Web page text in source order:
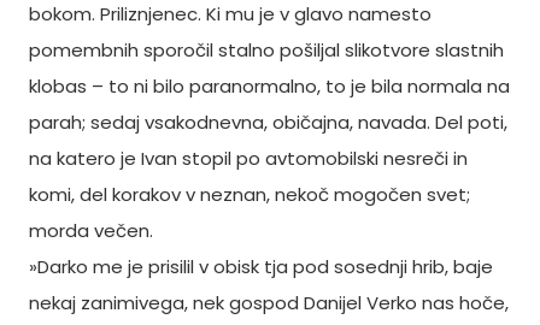
bokom. Priliznjenec. Ki mu je v glavo namesto
pomembnih sporočil stalno pošiljal slikotvore slastnih
klobas – to ni bilo paranormalno, to je bila normala na
parah; sedaj vsakodnevna, običajna, navada. Del poti,
na katero je Ivan stopil po avtomobilski nesreči in
komi, del korakov v neznan, nekoč mogočen svet;
morda večen.
»Darko me je prisilil v obisk tja pod sosednji hrib, baje
nekaj zanimivega, nek gospod Danijel Verko nas hoče,